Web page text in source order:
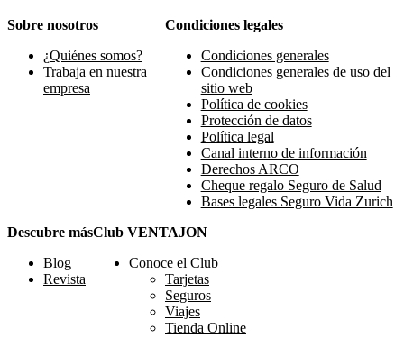
Sobre nosotros
¿Quiénes somos?
Trabaja en nuestra
empresa
Condiciones legales
Condiciones generales
Condiciones generales de uso del
sitio web
Política de cookies
Protección de datos
Política legal
Canal interno de información
Derechos ARCO
Cheque regalo Seguro de Salud
Bases legales Seguro Vida Zurich
Descubre más
Blog
Revista
Club VENTAJON
Conoce el Club
Tarjetas
Seguros
Viajes
Tienda Online